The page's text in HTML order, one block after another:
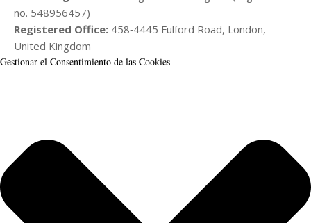
no. 548956457)
Registered Office: 458‑4445 Fulford Road, London,
United Kingdom
Gestionar el Consentimiento de las Cookies